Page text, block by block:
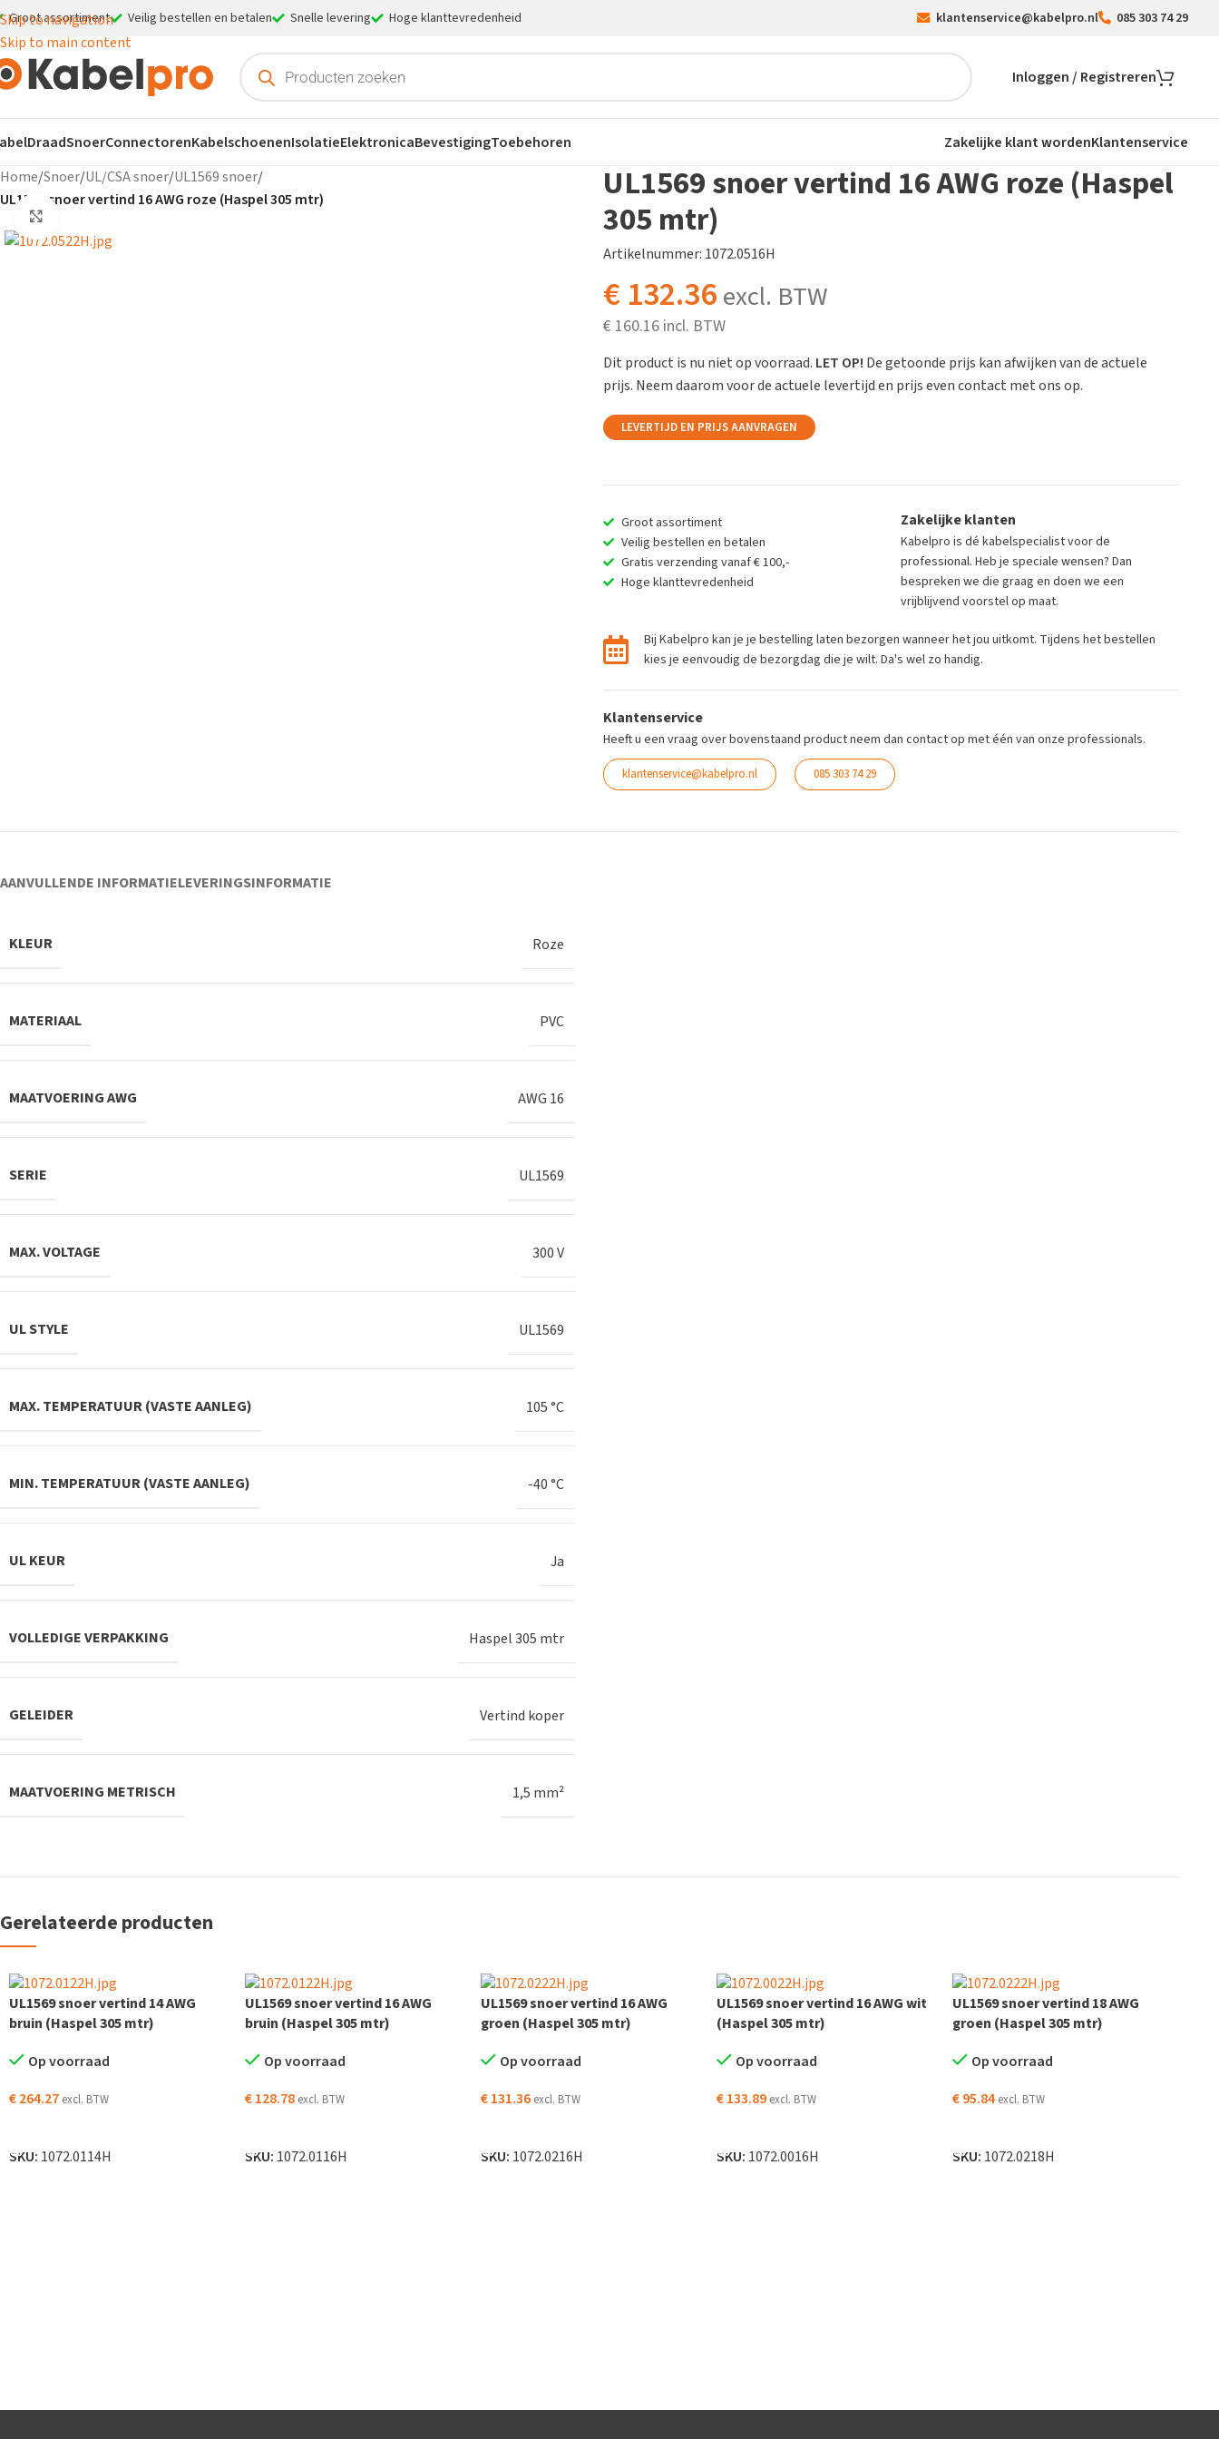
Skip to navigation
Skip to main content
Groot assortiment Veilig bestellen en betalen Snelle levering Hoge klanttevredenheid klantenservice@kabelpro.nl 085 303 74 29
Inloggen / Registreren
DraadSnoerConnectorenKabelschoenenIsolatieElektronicaBevestigingToebehoren Zakelijke klant wordenKlantenservice
Home/Snoer/UL/CSA snoer/UL1569 snoer/
UL1569 snoer vertind 16 AWG roze (Haspel 305 mtr)
UL1569 snoer vertind 16 AWG roze (Haspel
305 mtr)
Artikelnummer: 1072.0516H
€ 132.36excl. BTW
€ 160.16
Dit product is nu niet op voorraad. LET OP! De getoonde prijs kan afwijken van de actuele
prijs. Neem daarom voor de actuele levertijd en prijs even contact met ons op.
LEVERTIJD EN PRIJS AANVRAGEN
Groot assortiment
Veilig bestellen en betalen
Gratis verzending vanaf € 100,-
Hoge klanttevredenheid
Zakelijke klanten
Kabelpro is dé kabelspecialist voor de
professional. Heb je speciale wensen? Dan
bespreken we die graag en doen we een
vrijblijvend voorstel op maat.
Bij Kabelpro kan je je bestelling laten bezorgen wanneer het jou uitkomt. Tijdens het bestellen
kies je eenvoudig de bezorgdag die je wilt. Da's wel zo handig.
Klantenservice
Heeft u een vraag over bovenstaand product neem dan contact op met één van onze professionals.
klantenservice@kabelpro.nl 085 303 74 29
AANVULLENDE INFORMATIELEVERINGSINFORMATIE
KLEUR Roze
MATERIAAL PVC
MAATVOERING AWG AWG 16
SERIE UL1569
MAX. VOLTAGE 300 V
UL STYLE UL1569
MAX. TEMPERATUUR (VASTE AANLEG) 105 °C
MIN. TEMPERATUUR (VASTE AANLEG) -40 °C
UL KEUR Ja
VOLLEDIGE VERPAKKING Haspel 305 mtr
GELEIDER Vertind koper
MAATVOERING METRISCH 1,5 mm²
Gerelateerde producten
UL1569 snoer vertind 14 AWG
bruin (Haspel 305 mtr)
Op voorraad
€264.27 excl. BTW
SKU: 1072.0114H
UL1569 snoer vertind 16 AWG
bruin (Haspel 305 mtr)
Op voorraad
€128.78 excl. BTW
SKU: 1072.0116H
UL1569 snoer vertind 16 AWG
groen (Haspel 305 mtr)
Op voorraad
€131.36 excl. BTW
SKU: 1072.0216H
UL1569 snoer vertind 16 AWG wit
(Haspel 305 mtr)
Op voorraad
€133.89 excl. BTW
SKU: 1072.0016H
UL1569 snoer vertind 18 AWG
groen (Haspel 305 mtr)
Op voorraad
€95.84 excl. BTW
SKU: 1072.0218H